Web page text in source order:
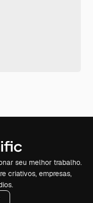
seu melhor trabalho.
criativos, empresas,